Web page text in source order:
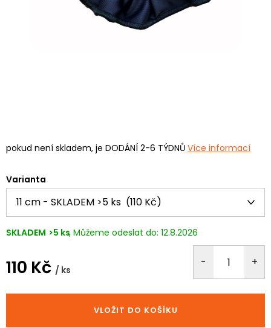
pokud není skladem, je DODÁNÍ 2-6 TÝDNŮ Více informací
Varianta
SKLADEM >5 ks 12.8.2026
110 Kč / ks
cena:
VLOŽIT DO KOŠÍKU